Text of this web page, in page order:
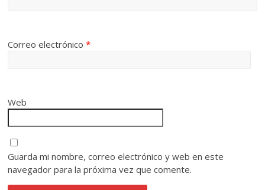
Correo electrónico*
Web
Guarda mi nombre, correo electrónico y web en este
navegador para la próxima vez que comente.